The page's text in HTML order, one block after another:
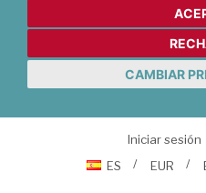
CAMBIAR
Iniciar sesión
ES
EUR